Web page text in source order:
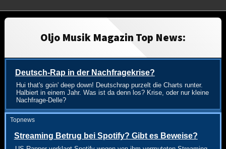
Oljo Musik Magazin Top News:
Deutsch-Rap in der Nachfragekrise?
Hui that's goin' deep down! Deutschrap purzelt die Charts runter.
Halbiert in einem Jahr. Was ist da denn los? Krise, oder nur kleine
Nachfrage-Delle?
Topnews
Streaming Betrug bei Spotify? Gibt es Beweise?